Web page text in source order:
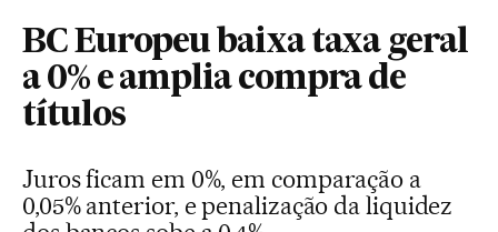
BC Europeu baixa taxa geral
a 0% e amplia compra de
títulos
Juros ficam em 0%, em comparação a
0,05% anterior, e penalização da liquidez